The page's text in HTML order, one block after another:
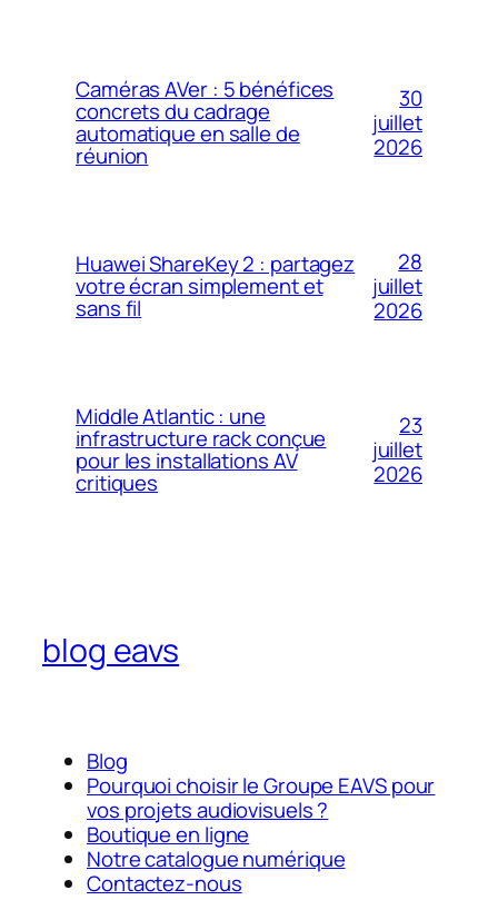
Caméras AVer : 5 bénéfices
concrets du cadrage
automatique en salle de
réunion
30
juillet
2026
Huawei ShareKey 2 : partagez
votre écran simplement et
sans fil
28
juillet
2026
Middle Atlantic : une
infrastructure rack conçue
pour les installations AV
critiques
23
juillet
2026
blog eavs
Blog
Pourquoi choisir le Groupe EAVS pour
vos projets audiovisuels ?
Boutique en ligne
Notre catalogue numérique
Contactez-nous